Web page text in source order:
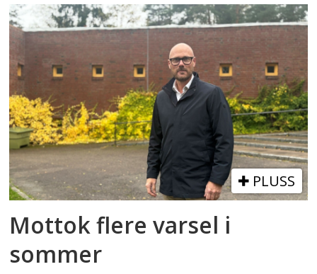
PLUSS
Mottok flere varsel i
sommer